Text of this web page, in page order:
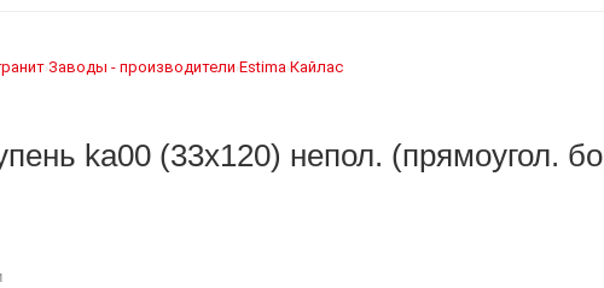
›Заводы - производители›Estima›Кайлас
ka00 (33x120) непол. (прямоугол.